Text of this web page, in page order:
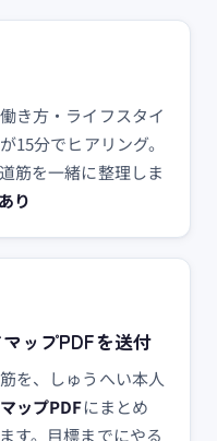
き方・ライフスタイ
15分でヒアリング。
筋を一緒に整理しま
り
ップPDFを送付
を、しゅうへい本人
ップPDFにまとめ
す。目標までにやる